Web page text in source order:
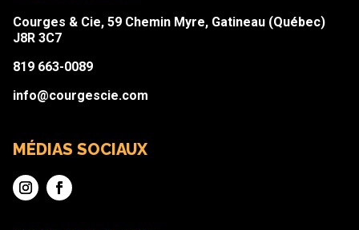
Courges & Cie, 59 Chemin Myre, Gatineau (Québec)
J8R 3C7
819 663-0089
info@courgescie.com
MÉDIAS SOCIAUX